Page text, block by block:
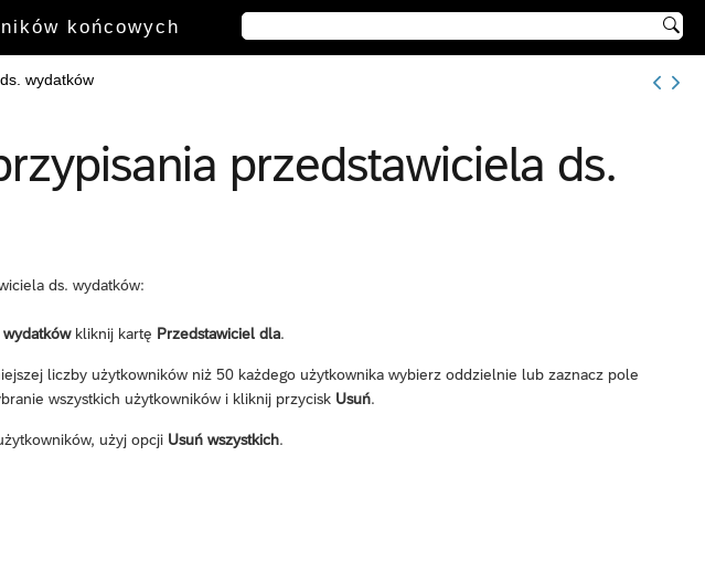
końcowych 
wydatków
przedstawiciela ds.
ds. wydatków:
kliknij kartę Przedstawiciel dla.
liczby użytkowników niż 50 każdego użytkownika wybierz oddzielnie lub zaznacz pole
wszystkich użytkowników i kliknij przycisk Usuń.
użyj opcji Usuń wszystkich.